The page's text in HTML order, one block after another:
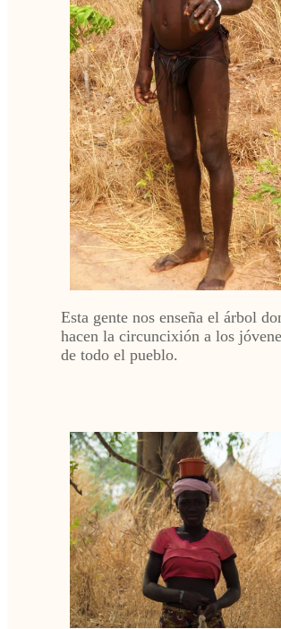
Esta gente nos enseña el árbol
hacen la circuncixión a los
de todo el pueblo.